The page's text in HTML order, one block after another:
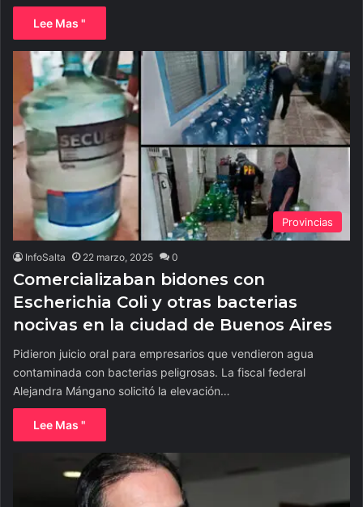
Lee Mas "
Provincias
InfoSalta 22 marzo, 2025 0
Comercializaban bidones con
Escherichia Coli y otras bacterias
nocivas en la ciudad de Buenos Aires
Pidieron juicio oral para empresarios que vendieron agua
contaminada con bacterias peligrosas. La fiscal federal
Alejandra Mángano solicitó la elevación…
Lee Mas "